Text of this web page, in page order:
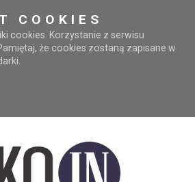
COOKIES
cookies. Korzystanie z serwisu
że cookies zostaną zapisane w